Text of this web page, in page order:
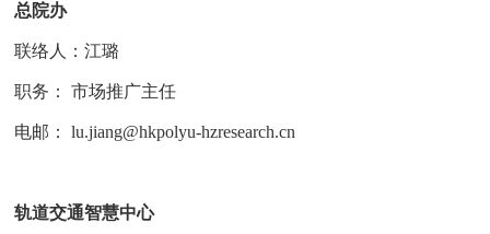
总院办
联络人：江璐
职务： 市场推广主任
电邮： lu.jiang@hkpolyu-hzresearch.cn
轨道交通智慧中心